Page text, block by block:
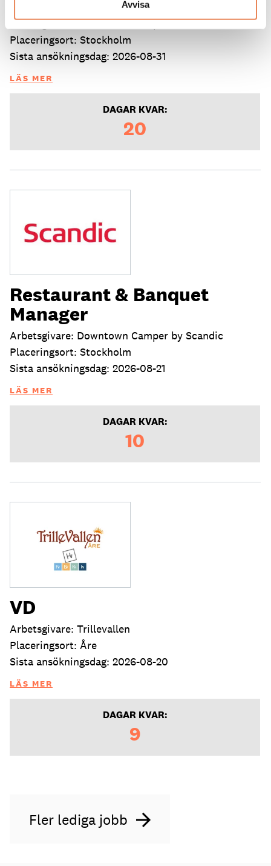
Avvisa
Arbetsgivare: Mora Hotell & Spa
Placeringsort: Stockholm
Sista ansökningsdag: 2026-08-31
LÄS MER
DAGAR KVAR:
20
Restaurant & Banquet
Manager
Arbetsgivare: Downtown Camper by Scandic
Placeringsort: Stockholm
Sista ansökningsdag: 2026-08-21
LÄS MER
DAGAR KVAR:
10
VD
Arbetsgivare: Trillevallen
Placeringsort: Åre
Sista ansökningsdag: 2026-08-20
LÄS MER
DAGAR KVAR:
9
Fler lediga jobb